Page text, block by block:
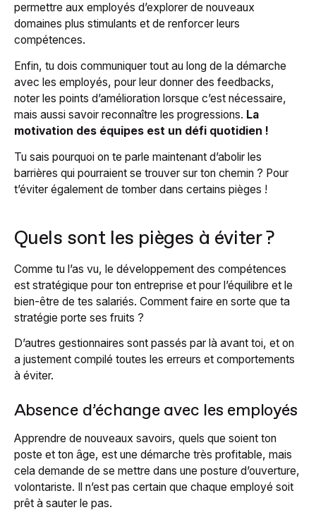
permettre aux employés d’explorer de nouveaux
domaines plus stimulants et de renforcer leurs
compétences.
Enfin, tu dois communiquer tout au long de la démarche
avec les employés, pour leur donner des feedbacks,
noter les points d’amélioration lorsque c’est nécessaire,
mais aussi savoir reconnaître les progressions. La
motivation des équipes est un défi quotidien !
Tu sais pourquoi on te parle maintenant d’abolir les
barrières qui pourraient se trouver sur ton chemin ? Pour
t’éviter également de tomber dans certains pièges !
Quels sont les pièges à éviter ?
Comme tu l’as vu, le développement des compétences
est stratégique pour ton entreprise et pour l’équilibre et le
bien-être de tes salariés. Comment faire en sorte que ta
stratégie porte ses fruits ?
D’autres gestionnaires sont passés par là avant toi, et on
a justement compilé toutes les erreurs et comportements
à éviter.
Absence d’échange avec les employés
Apprendre de nouveaux savoirs, quels que soient ton
poste et ton âge, est une démarche très profitable, mais
cela demande de se mettre dans une posture d’ouverture,
volontariste. Il n’est pas certain que chaque employé soit
prêt à sauter le pas.